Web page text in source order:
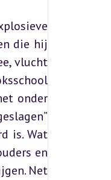
die hij
vlucht
onder
is. Wat
en
Net